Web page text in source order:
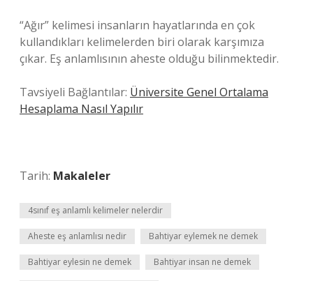
“Ağır” kelimesi insanların hayatlarında en çok
kullandıkları kelimelerden biri olarak karşımıza
çıkar. Eş anlamlısının aheste olduğu bilinmektedir.
Tavsiyeli Bağlantılar: Üniversite Genel Ortalama
Hesaplama Nasıl Yapılır
Tarih: Makaleler
4sınıf eş anlamlı kelimeler nelerdir
Aheste eş anlamlısı nedir Bahtiyar eylemek ne demek
Bahtiyar eylesin ne demek Bahtiyar insan ne demek